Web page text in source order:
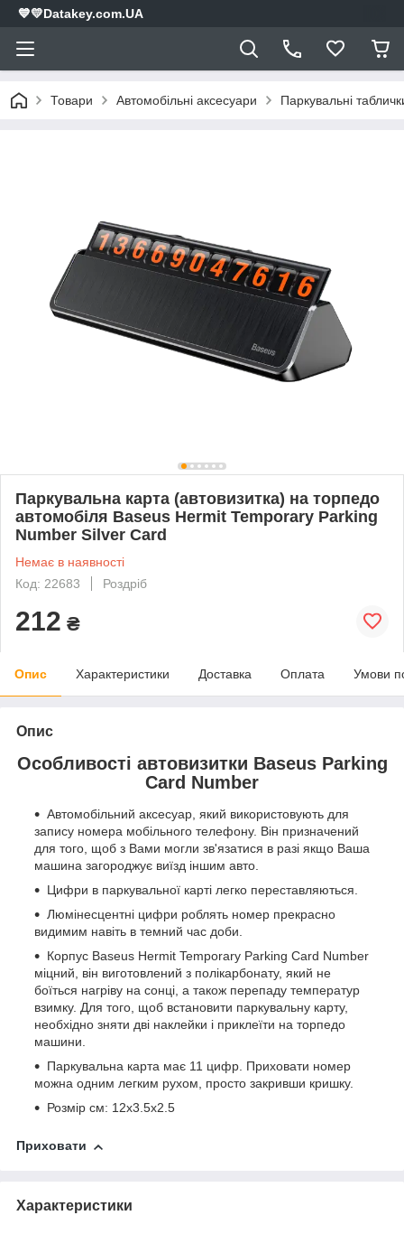
💙💛Datakey.com.UA
Товари Автомобільні аксесуари Паркувальні
Паркувальна карта (автовизитка) на торпедо
автомобіля Baseus Hermit Temporary Parking
Number Silver Card
Немає в наявності
Код: 22683
Роздріб
212 ₴
Опис Характеристики Доставка Оплата Умови
Опис
Особливості автовизитки Baseus Parking
Card Number
Автомобільний аксесуар, який використовують для
запису номера мобільного телефону. Він призначений
для того, щоб з Вами могли зв'язатися в разі якщо Ваша
машина загороджує виїзд іншим авто.
Цифри в паркувальної карті легко переставляються.
Люмінесцентні цифри роблять номер прекрасно
видимим навіть в темний час доби.
Корпус Baseus Hermit Temporary Parking Card Number
міцний, він виготовлений з полікарбонату, який не
боїться нагріву на сонці, а також перепаду температур
взимку. Для того, щоб встановити паркувальну карту,
необхідно зняти дві наклейки і приклеїти на торпедо
машини.
Паркувальна карта має 11 цифр. Приховати номер
можна одним легким рухом, просто закривши кришку.
Розмір см: 12x3.5x2.5
Приховати
Характеристики